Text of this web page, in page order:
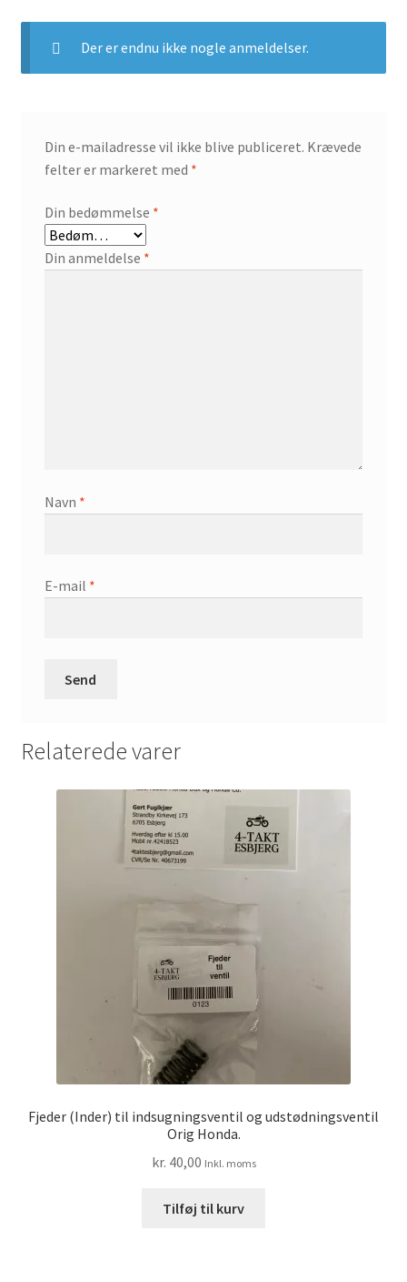
Der er endnu ikke nogle anmeldelser.
Din e-mailadresse vil ikke blive publiceret. Krævede
felter er markeret med *
Din bedømmelse *
Din anmeldelse *
Navn *
E-mail *
Relaterede varer
Fjeder (Inder) til indsugningsventil og udstødningsventil
Orig Honda.
kr. 40,00 Inkl. moms
Tilføj til kurv